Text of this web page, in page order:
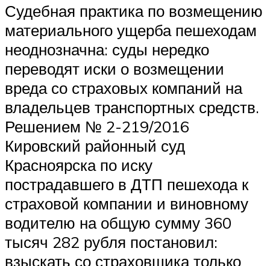
Судебная практика по возмещению
материального ущерба пешеходам
неоднозначна: суды нередко
переводят иски о возмещении
вреда со страховых компаний на
владельцев транспортных средств.
Решением № 2-219/2016
Кировский районный суд
Красноярска по иску
пострадавшего в ДТП пешехода к
страховой компании и виновному
водителю на общую сумму 360
тысяч 282 рубля постановил:
взыскать со страховщика только